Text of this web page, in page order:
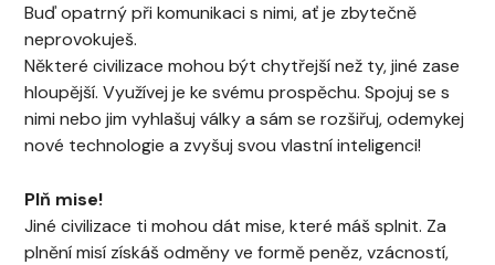
Buď opatrný při komunikaci s nimi, ať je zbytečně
neprovokuješ.
Některé civilizace mohou být chytřejší než ty, jiné zase
hloupější. Využívej je ke svému prospěchu. Spojuj se s
nimi nebo jim vyhlašuj války a sám se rozšiřuj, odemykej
nové technologie a zvyšuj svou vlastní inteligenci!
Plň mise!
Jiné civilizace ti mohou dát mise, které máš splnit. Za
plnění misí získáš odměny ve formě peněz, vzácností,